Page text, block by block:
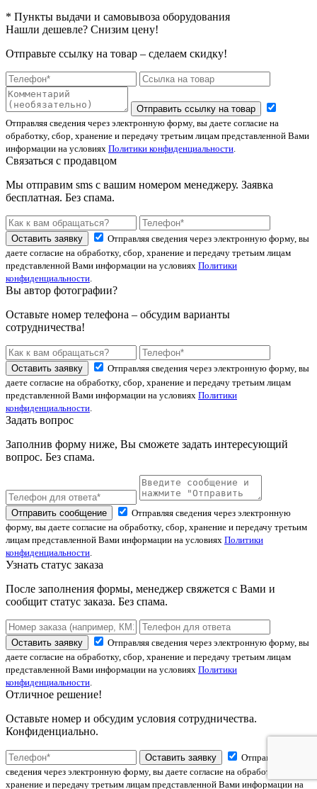
* Пункты выдачи и самовывоза оборудования
Нашли дешевле? Снизим цену!
Отправьте ссылку на товар – сделаем скидку!
Отправить ссылку на товар
Отправляя сведения через электронную форму, вы даете согласие на
обработку, сбор, хранение и передачу третьим лицам представленной Вами
информации на условиях Политики конфиденциальности.
Связаться с продавцом
Мы отправим sms с вашим номером менеджеру. Заявка
бесплатная. Без спама.
Оставить заявку
Отправляя сведения через электронную форму, вы
даете согласие на обработку, сбор, хранение и передачу третьим лицам
представленной Вами информации на условиях Политики
конфиденциальности.
Вы автор фотографии?
Оставьте номер телефона – обсудим варианты
сотрудничества!
Оставить заявку
Отправляя сведения через электронную форму, вы
даете согласие на обработку, сбор, хранение и передачу третьим лицам
представленной Вами информации на условиях Политики
конфиденциальности.
Задать вопрос
Заполнив форму ниже, Вы сможете задать интересующий
вопрос. Без спама.
Отправить сообщение
Отправляя сведения через электронную
форму, вы даете согласие на обработку, сбор, хранение и передачу третьим
лицам представленной Вами информации на условиях Политики
конфиденциальности.
Узнать статус заказа
После заполнения формы, менеджер свяжется с Вами и
сообщит статус заказа. Без спама.
Оставить заявку
Отправляя сведения через электронную форму, вы
даете согласие на обработку, сбор, хранение и передачу третьим лицам
представленной Вами информации на условиях Политики
конфиденциальности.
Отличное решение!
Оставьте номер и обсудим условия сотрудничества.
Конфиденциально.
Оставить заявку
Отправляя
сведения через электронную форму, вы даете согласие на обработку, сбор,
хранение и передачу третьим лицам представленной Вами информации на